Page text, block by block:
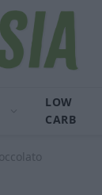
LOW
CARB